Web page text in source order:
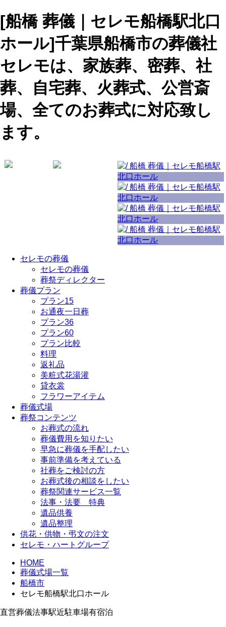
[船橋 葬儀｜セレモ船橋駅北口
ホール]千葉県船橋市の葬儀社
セレモは、家族葬、密葬、社
葬、自宅葬、火葬式、公営斎
場、全てのお葬式に対応致し
ます。
セレモの葬儀
セレモの葬儀
葬祭ディレクター
葬儀プラン
プラン15
お通夜一日葬
プラン36
プラン60
プラン比較
料理
返礼品
美粧式花湯灌
貸衣裳
フラワーアイテム
葬儀式場
葬祭コンテンツ
お葬式の流れ
葬儀費用を知りたい
早急に葬儀を手配したい
事前準備を考えている
社葬をご検討の方
お葬式後の相談をしたい
葬祭関連サービス一覧
法事・法要 特典
遺品供養
遺品整理
供花・供物・弔文の注文
セレモ・ハートグループ
HOME
葬儀式場一覧
船橋市
セレモ船橋駅北口ホール
直営葬儀法事駅近駐車場有宿泊